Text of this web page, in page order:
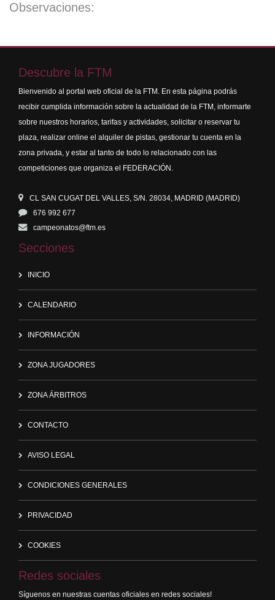
Observaciones:
Descubre la FTM
Bienvenido al portal web oficial de la FTM. En esta página podrás
recibir cumplida información sobre la actualidad de la FTM, informarte
sobre nuestros horarios, tarifas y actividades, solicitar o reservar tu
plaza, realizar online el alquiler de pistas, gestionar tu cuenta en la
zona privada, y estar al tanto de todo lo relacionado con las
competiciones que organiza el FEDERACIÓN.
CL SAN CUGAT DEL VALLES, S/N. 28034, MADRID (MADRID)
676 992 677
campeonatos@ftm.es
Secciones
INICIO
CALENDARIO
INFORMACIÓN
ZONA JUGADORES
ZONA ÁRBITROS
CONTACTO
AVISO LEGAL
CONDICIONES GENERALES
PRIVACIDAD
COOKIES
Redes sociales
Síguenos en nuestras cuentas oficiales en redes sociales!